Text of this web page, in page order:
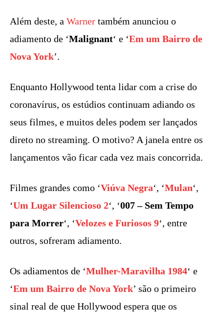
Além deste, a Warner também anunciou o
adiamento de ‘Malignant‘ e ‘Em um Bairro de
Nova York’.
Enquanto Hollywood tenta lidar com a crise do
coronavírus, os estúdios continuam adiando os
seus filmes, e muitos deles podem ser lançados
direto no streaming. O motivo? A janela entre os
lançamentos vão ficar cada vez mais concorrida.
Filmes grandes como ‘Viúva Negra‘, ‘Mulan‘,
‘Um Lugar Silencioso 2‘, ‘007 – Sem Tempo
para Morrer‘, ‘Velozes e Furiosos 9‘, entre
outros, sofreram adiamento.
Os adiamentos de ‘Mulher-Maravilha 1984‘ e
‘Em um Bairro de Nova York’ são o primeiro
sinal real de que Hollywood espera que os